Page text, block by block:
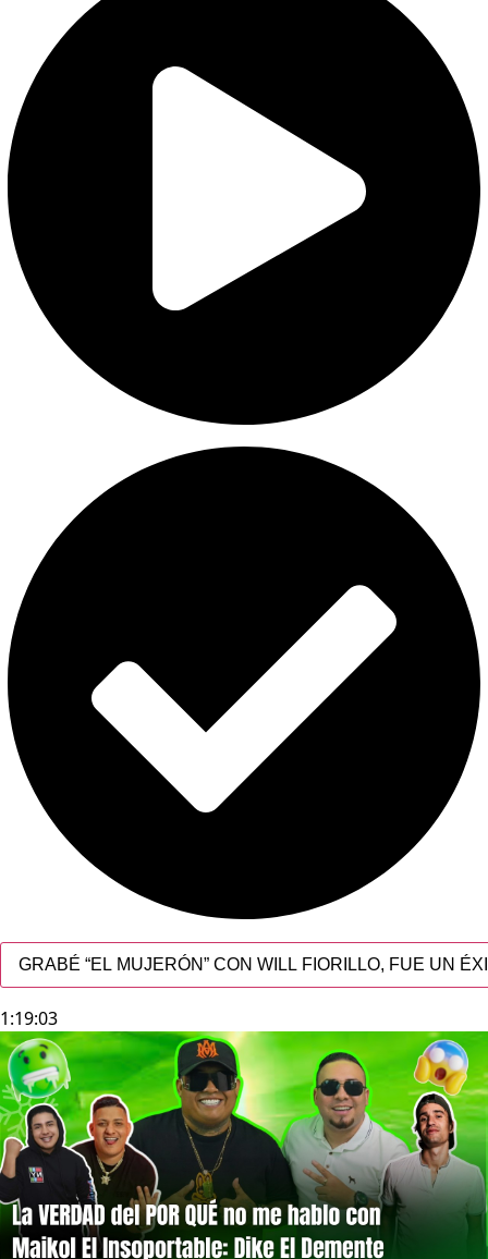
GRABÉ “EL MUJERÓN” CON WILL FIORILLO, FUE UN
1:19:03